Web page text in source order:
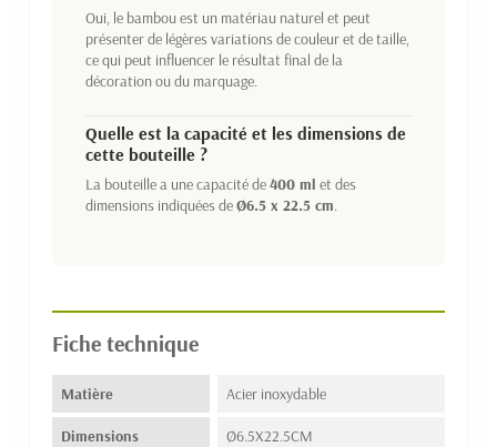
Oui, le bambou est un matériau naturel et peut
présenter de légères variations de couleur et de taille,
ce qui peut influencer le résultat final de la
décoration ou du marquage.
Quelle est la capacité et les dimensions de
cette bouteille ?
La bouteille a une capacité de400 ml et des
dimensions indiquées deØ6.5 x 22.5 cm.
Fiche technique
Matière Acier inoxydable
Dimensions Ø6.5X22.5CM